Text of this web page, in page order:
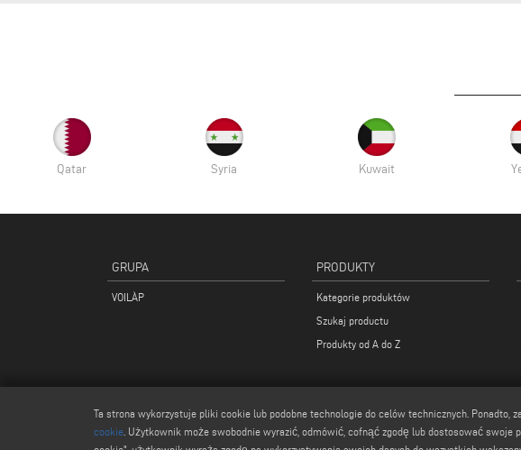
Qatar Syria Kuwait
GRUPA
VOILÀP
PRODUKTY
Kategorie produktów
Szukaj productu
Produkty od A do Z
Ta strona wykorzystuje pliki cookie lub podobne technologie do celów technicznych.
cookie . Użytkownik może swobodnie wyrazić, odmówić, cofnąć zgodę lub dostosować